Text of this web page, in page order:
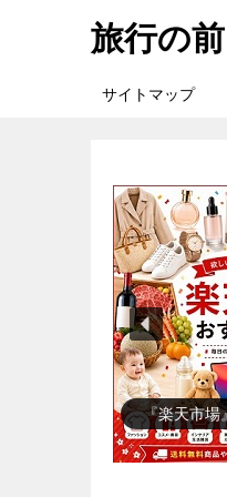
旅行の
サイトマップ
『楽天市場